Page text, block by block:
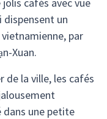
un
par
Xuan.
de la ville, les cafés
dans une petite